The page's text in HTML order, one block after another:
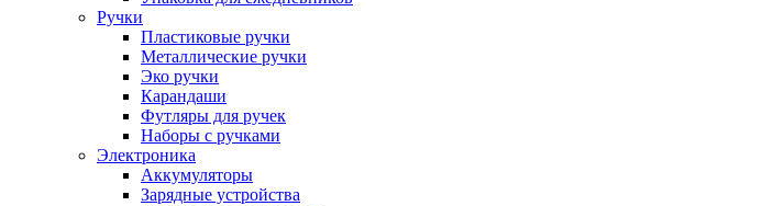
Ручки
Пластиковые ручки
Металлические ручки
Эко ручки
Карандаши
Футляры для ручек
Наборы с ручками
Электроника
Аккумуляторы
Зарядные устройства